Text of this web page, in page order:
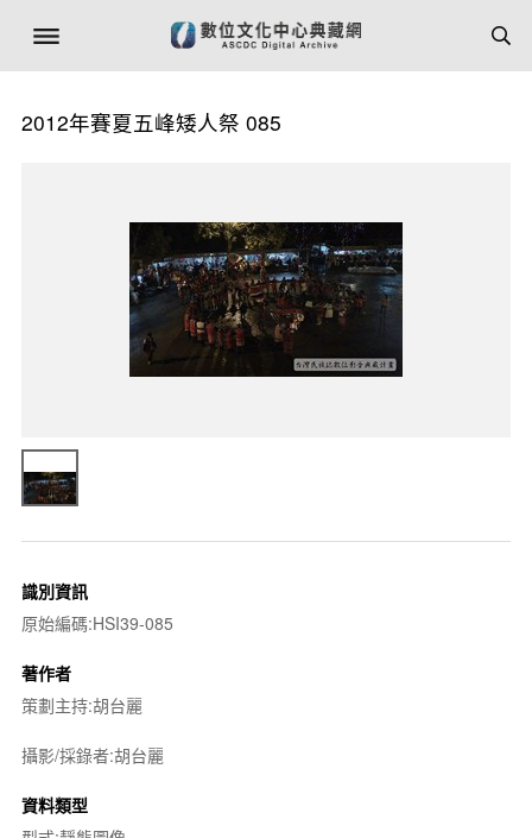
2012年賽夏五峰矮人祭 085
識別資訊
原始編碼:HSI39-085
著作者
策劃主持:胡台麗
攝影/採錄者:胡台麗
資料類型